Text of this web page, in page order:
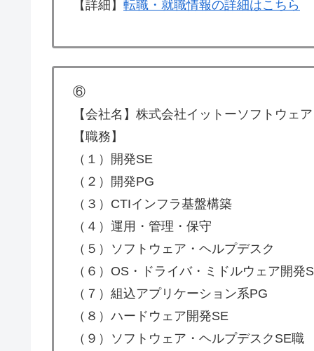
【詳細】 転職・就職情報の詳細はこちら
⑥
【会社名】株式会社イットーソフトウェア
【職務】
（１）開発SE
（２）開発PG
（３）CTIインフラ基盤構築
（４）運用・管理・保守
（５）ソフトウェア・ヘルプデスク
（６）OS・ドライバ・ミドルウェア開発
（７）組込アプリケーション系PG
（８）ハードウェア開発SE
（９）ソフトウェア・ヘルプデスクSE職